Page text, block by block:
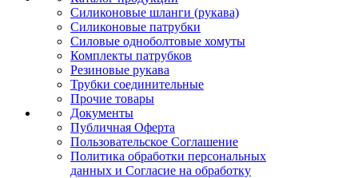
Силиконовые шланги (рукава)
Силиконовые патрубки
Силовые одноболтовые хомуты
Комплекты патрубков
Резиновые рукава
Трубки соединительные
Прочие товары
Документы
Публичная Оферта
Пользовательское Соглашение
Политика обработки персональных
данных и Согласие на обработку